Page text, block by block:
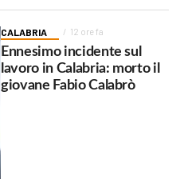
CALABRIA 12 ore fa
Ennesimo incidente sul
lavoro in Calabria: morto il
giovane Fabio Calabrò